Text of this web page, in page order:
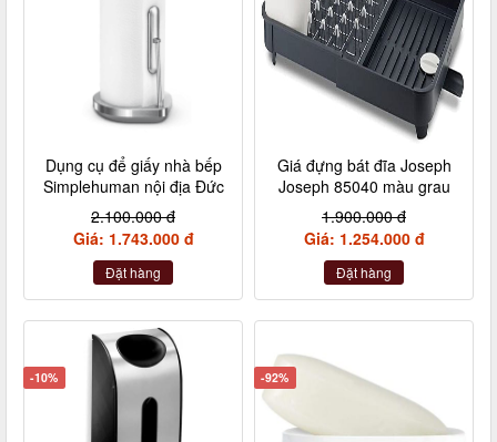
Dụng cụ để giấy nhà bếp
Simplehuman nội địa Đức
2.100.000 đ
Giá: 1.743.000 đ
Đặt hàng
Giá đựng bát đĩa Joseph
Joseph 85040 màu grau
1.900.000 đ
Giá: 1.254.000 đ
Đặt hàng
-10% -92%